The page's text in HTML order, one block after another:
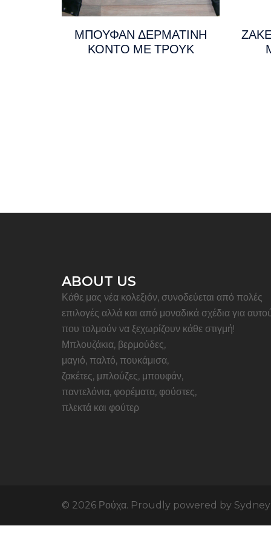
ΜΠΟΥΦΑΝ ΔΕΡΜΑΤΙΝΗ
ΚΟΝΤΟ ΜΕ ΤΡΟΥΚ
ABOUT US
Κάθε μας νέα κολεξιόν, συνοδεύεται από πολές
επιλογές αλλά και από μοναδικά σχέδια για
που τολμούν να ξεχωρίζουν κάθε στιγμή!
Μπλουζάκια, βερμούδες,
μαγιό, παλτό, πουκάμισα,
ζακέτες, μπλούζες, μπουφάν,
παντελόνια, φορέματα, φούστες,
πλεκτά και φούτερ
© 2026 Ρούχα. Proudly powered by Sydney